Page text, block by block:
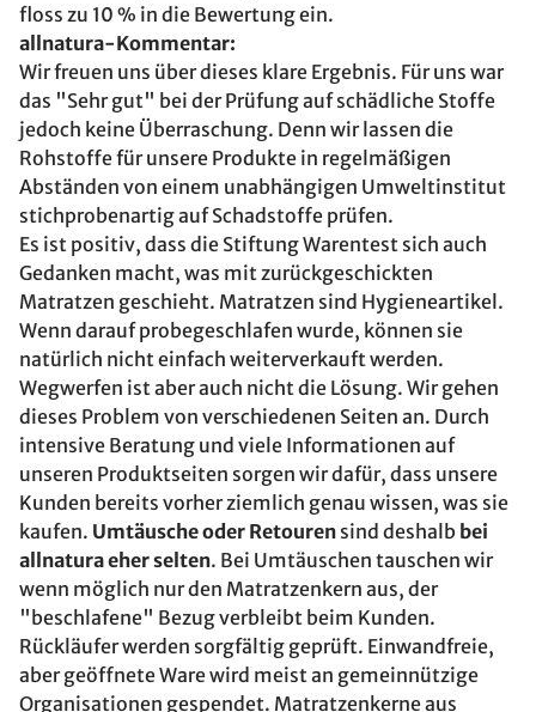
floss zu 10 % in die Bewertung ein.
allnatura-Kommentar:
Wir freuen uns über dieses klare Ergebnis. Für uns war
das "Sehr gut" bei der Prüfung auf schädliche Stoffe
jedoch keine Überraschung. Denn wir lassen die
Rohstoffe für unsere Produkte in regelmäßigen
Abständen von einem unabhängigen Umweltinstitut
stichprobenartig auf Schadstoffe prüfen.
Es ist positiv, dass die Stiftung Warentest sich auch
Gedanken macht, was mit zurückgeschickten
Matratzen geschieht. Matratzen sind Hygieneartikel.
Wenn darauf probegeschlafen wurde, können sie
natürlich nicht einfach weiterverkauft werden.
Wegwerfen ist aber auch nicht die Lösung. Wir gehen
dieses Problem von verschiedenen Seiten an. Durch
intensive Beratung und viele Informationen auf
unseren Produktseiten sorgen wir dafür, dass unsere
Kunden bereits vorher ziemlich genau wissen, was sie
kaufen. Umtäusche oder Retouren sind deshalb bei
allnatura eher selten. Bei Umtäuschen tauschen wir
wenn möglich nur den Matratzenkern aus, der
"beschlafene" Bezug verbleibt beim Kunden.
Rückläufer werden sorgfältig geprüft. Einwandfreie,
aber geöffnete Ware wird meist an gemeinnützige
Organisationen gespendet. Matratzenkerne aus